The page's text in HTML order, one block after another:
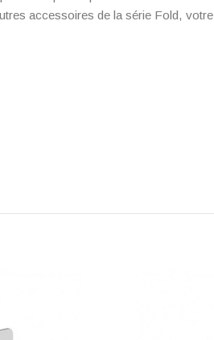
accessoires de la série Fold, votre